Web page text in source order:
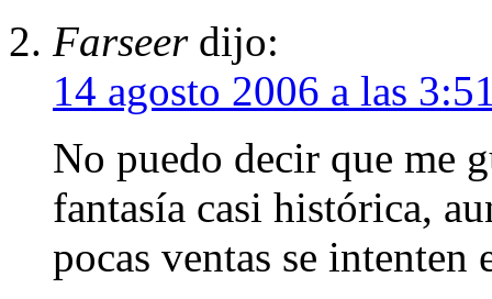
Farseer dijo:
14 agosto 2006 a las
No puedo decir que me
fantasía casi histórica,
pocas ventas se intenten